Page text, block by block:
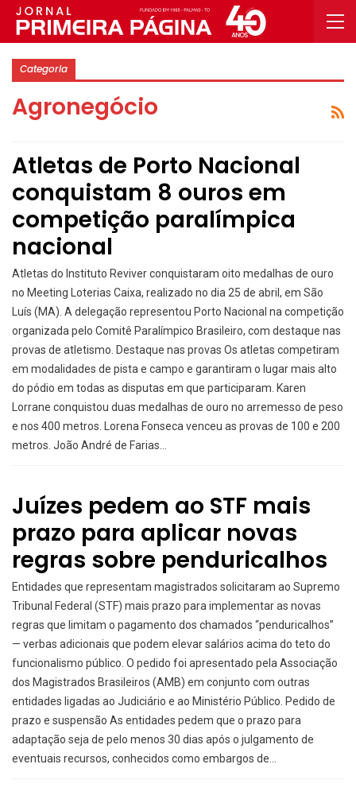
Categoria
Agronegócio
Atletas de Porto Nacional
conquistam 8 ouros em
competição paralímpica
nacional
Atletas do Instituto Reviver conquistaram oito medalhas de ouro
no Meeting Loterias Caixa, realizado no dia 25 de abril, em São
Luís (MA). A delegação representou Porto Nacional na competição
organizada pelo Comitê Paralímpico Brasileiro, com destaque nas
provas de atletismo. Destaque nas provas Os atletas competiram
em modalidades de pista e campo e garantiram o lugar mais alto
do pódio em todas as disputas em que participaram. Karen
Lorrane conquistou duas medalhas de ouro no arremesso de peso
e nos 400 metros. Lorena Fonseca venceu as provas de 100 e 200
metros. João André de Farias…
Juízes pedem ao STF mais
prazo para aplicar novas
regras sobre penduricalhos
Entidades que representam magistrados solicitaram ao Supremo
Tribunal Federal (STF) mais prazo para implementar as novas
regras que limitam o pagamento dos chamados “penduricalhos”
— verbas adicionais que podem elevar salários acima do teto do
funcionalismo público. O pedido foi apresentado pela Associação
dos Magistrados Brasileiros (AMB) em conjunto com outras
entidades ligadas ao Judiciário e ao Ministério Público. Pedido de
prazo e suspensão As entidades pedem que o prazo para
adaptação seja de pelo menos 30 dias após o julgamento de
eventuais recursos, conhecidos como embargos de…